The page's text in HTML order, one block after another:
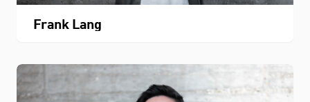
Frank Lang